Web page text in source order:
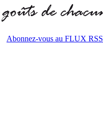
Abonnez-vous au FLUX RSS